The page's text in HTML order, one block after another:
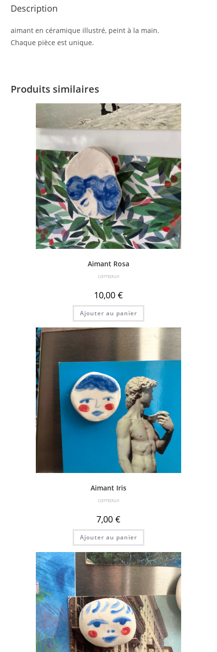
Description
aimant en céramique illustré, peint à la main.
Chaque pièce est unique.
Produits similaires
Aimant Rosa
carreaux
10,00 €
Ajouter au panier
Aimant Iris
carreaux
7,00 €
Ajouter au panier